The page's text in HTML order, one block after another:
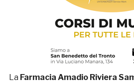
La Farmacia Amadio Riviera